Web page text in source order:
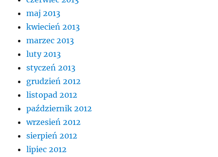
maj 2013
kwiecień 2013
marzec 2013
luty 2013
styczeń 2013
grudzień 2012
listopad 2012
październik 2012
wrzesień 2012
sierpień 2012
lipiec 2012